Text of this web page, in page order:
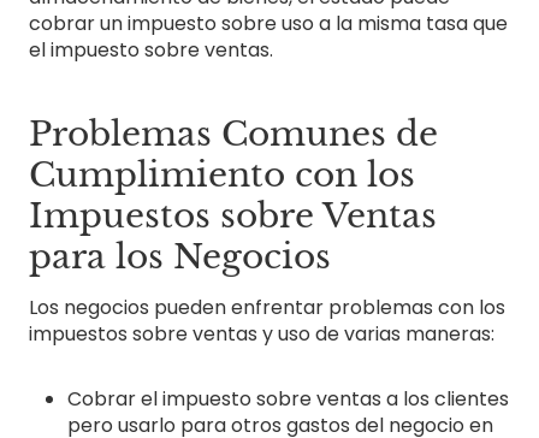
cobrar un impuesto sobre uso a la misma tasa que
el impuesto sobre ventas.
Problemas Comunes de
Cumplimiento con los
Impuestos sobre Ventas
para los Negocios
Los negocios pueden enfrentar problemas con los
impuestos sobre ventas y uso de varias maneras:
Cobrar el impuesto sobre ventas a los clientes
pero usarlo para otros gastos del negocio en